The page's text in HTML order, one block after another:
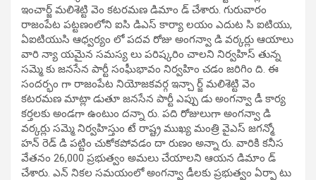
ఇంచార్జ్ మలిశెట్టి వెం కటరమణ డిమాం డ్ చేశారు. గురువారం
రాజంపేట పట్టణంలోని ఐసి డిఎస్ కార్యా లయం ఎదుట సి ఐటియు,
ఏఐటియుసి ఆధ్వర్యం లో పదవ రోజు అంగన్వా డి వర్కర్లు ఆయాలు
వారి న్యా యమైన సమస్య లు పరిష్కరిం చాలని నిర్వహిస్ తున్న
సమ్మె కు జనసేన పార్టీ సంఘీభావం నిర్వహిం చడం జరిగిం ది. ఈ
సందర్భం గా రాజంపేట నియోజకవర్గ ఇన్చా ర్జ్ మలిశెట్టి వెం
కటరమణ మాట్లా డుతూ జనసేన పార్టీ ఎప్పు డు అంగన్వా డీ కార్య
కర్తలకు అండగా ఉంటుం దన్నా రు. పది రోజులుగా అంగన్వా డి
వర్కర్లు సమ్మె నిర్వహిస్తుం టే రాష్ట్ర ముఖ్య మంత్రి వైఎస్ జగన్మో
హన్ రెడ్ డి పట్టిం చుకోకపోవడం దా రుణం అన్నా రు. వారికి కనీస
వేతనం 26,000 ప్రభుత్వం అమలు చేయాలని ఆయన డిమాం డ్
చేశారు. ఎన్ నికల సమయంలో అంగన్వా డీలకు ప్రభుత్వం ఏర్పా టు